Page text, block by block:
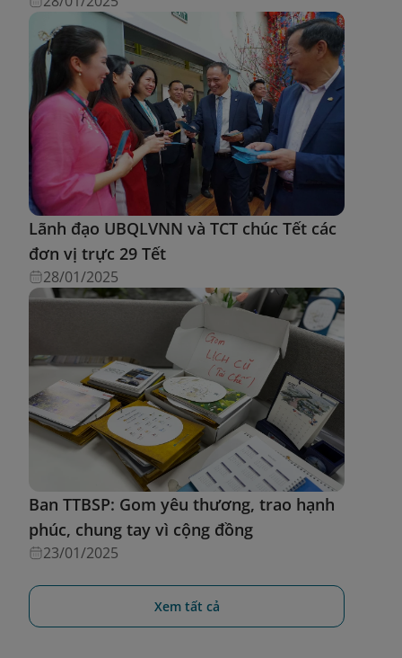
Lãnh đạo UBQLVNN và TCT chúc Tết các
đơn vị trực 29 Tết
28/01/2025
Ban TTBSP: Gom yêu thương, trao hạnh
phúc, chung tay vì cộng đồng
23/01/2025
Xem tất cả